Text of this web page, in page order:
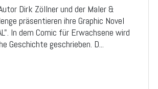
Dirk Zöllner und der Maler &
präsentieren ihre Graphic Novel
In dem Comic für Erwachsene wird
Geschichte geschrieben. D...